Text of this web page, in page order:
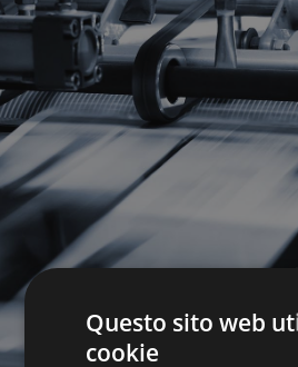
Questo sito web
cookie